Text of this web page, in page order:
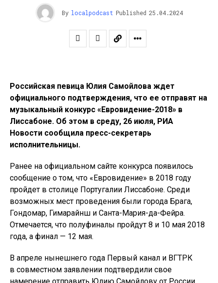
By localpodcast Published 25.04.2024
Российская певица Юлия Самойлова ждет
официального подтверждения, что ее отправят на
музыкальный конкурс «Евровидение-2018» в
Лиссабоне. Об этом в среду, 26 июля, РИА
Новости сообщила пресс-секретарь
исполнительницы.
Ранее на официальном сайте конкурса появилось
сообщение о том, что «Евровидение» в 2018 году
пройдет в столице Португалии Лиссабоне. Среди
возможных мест проведения были города Брага,
Гондомар, Гимарайнш и Санта-Мария-да-Фейра.
Отмечается, что полуфиналы пройдут 8 и 10 мая 2018
года, а финал — 12 мая.
В апреле нынешнего года Первый канал и ВГТРК
в совместном заявлении подтвердили свое